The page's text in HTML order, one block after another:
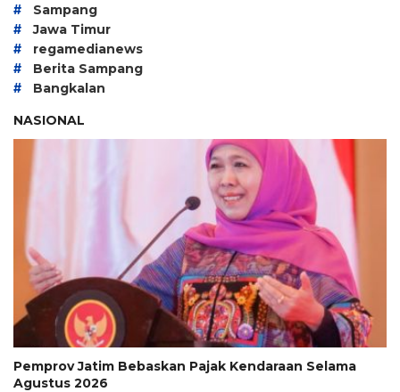
# Sampang
# Jawa Timur
# regamedianews
# Berita Sampang
#
Bangkalan
NASIONAL
Pemprov Jatim Bebaskan Pajak Kendaraan Selama
Agustus 2026